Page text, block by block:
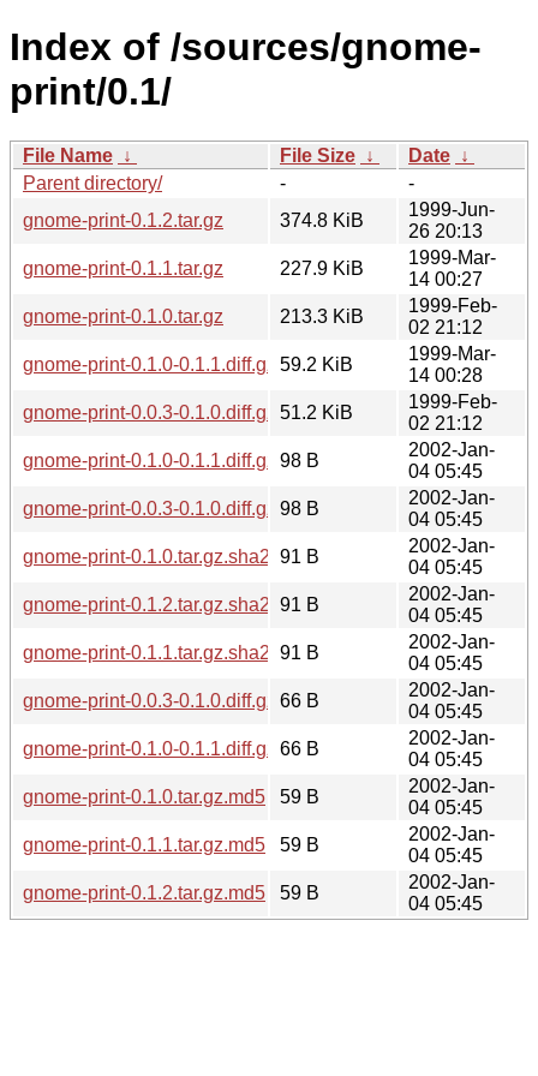
Index of /sources/gnome-
print/0.1/
File Name ↓ File Size ↓ Date ↓
Parent directory/
-
-
gnome-print-0.1.2.tar.gz
374.8 KiB
1999-Jun-
26 20:13
gnome-print-0.1.1.tar.gz
227.9 KiB
1999-Mar-
14 00:27
gnome-print-0.1.0.tar.gz
213.3 KiB
1999-Feb-
02 21:12
gnome-print-0.1.0-0.1.1.diff.gz
59.2 KiB
1999-Mar-
14 00:28
gnome-print-0.0.3-0.1.0.diff.gz
51.2 KiB
1999-Feb-
02 21:12
gnome-print-0.1.0-0.1.1.diff.gz.sha256sum
98 B
2002-Jan-
04 05:45
gnome-print-0.0.3-0.1.0.diff.gz.sha256sum
98 B
2002-Jan-
04 05:45
gnome-print-0.1.0.tar.gz.sha256sum
91 B
2002-Jan-
04 05:45
gnome-print-0.1.2.tar.gz.sha256sum
91 B
2002-Jan-
04 05:45
gnome-print-0.1.1.tar.gz.sha256sum
91 B
2002-Jan-
04 05:45
gnome-print-0.0.3-0.1.0.diff.gz.md5
66 B
2002-Jan-
04 05:45
gnome-print-0.1.0-0.1.1.diff.gz.md5
66 B
2002-Jan-
04 05:45
gnome-print-0.1.0.tar.gz.md5
59 B
2002-Jan-
04 05:45
gnome-print-0.1.1.tar.gz.md5
59 B
2002-Jan-
04 05:45
gnome-print-0.1.2.tar.gz.md5
59 B
2002-Jan-
04 05:45